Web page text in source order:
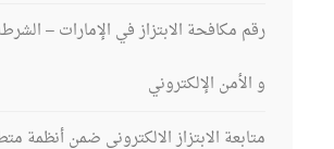
مكافحة الابتزاز في الإمارات – الشرطة الإلكترونية
الإلكتروني
الابتزاز الالكتروني ضمن أنظمة متطورة جدا.